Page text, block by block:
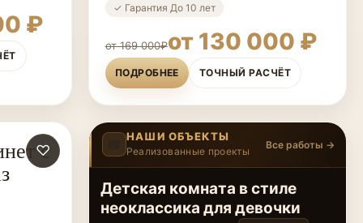
₽
✓ Гарантия До 10 лет
от 169 000₽от 130 000 ₽
ПОДРОБНЕЕ ТОЧНЫЙ РАСЧЁТ
♡
с
НАШИ ОБЪЕКТЫ
Реализованные проекты
Все работы →
‹ ›
4/20
Современный шкаф для
детской с акцентом